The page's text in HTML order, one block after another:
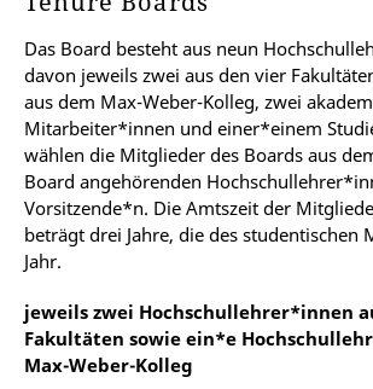
Das Board besteht aus neun
davon jeweils zwei aus den vier
aus dem Max-Weber-Kolleg, zwei
Mitarbeiter*innen und einer*einem
wählen die Mitglieder des Boards aus
Board angehörenden
Vorsitzende*n. Die Amtszeit der
beträgt drei Jahre, die des studentischen
Jahr.
jeweils zwei Hochschullehrer*innen
Fakultäten sowie ein*e
Max-Weber-Kolleg